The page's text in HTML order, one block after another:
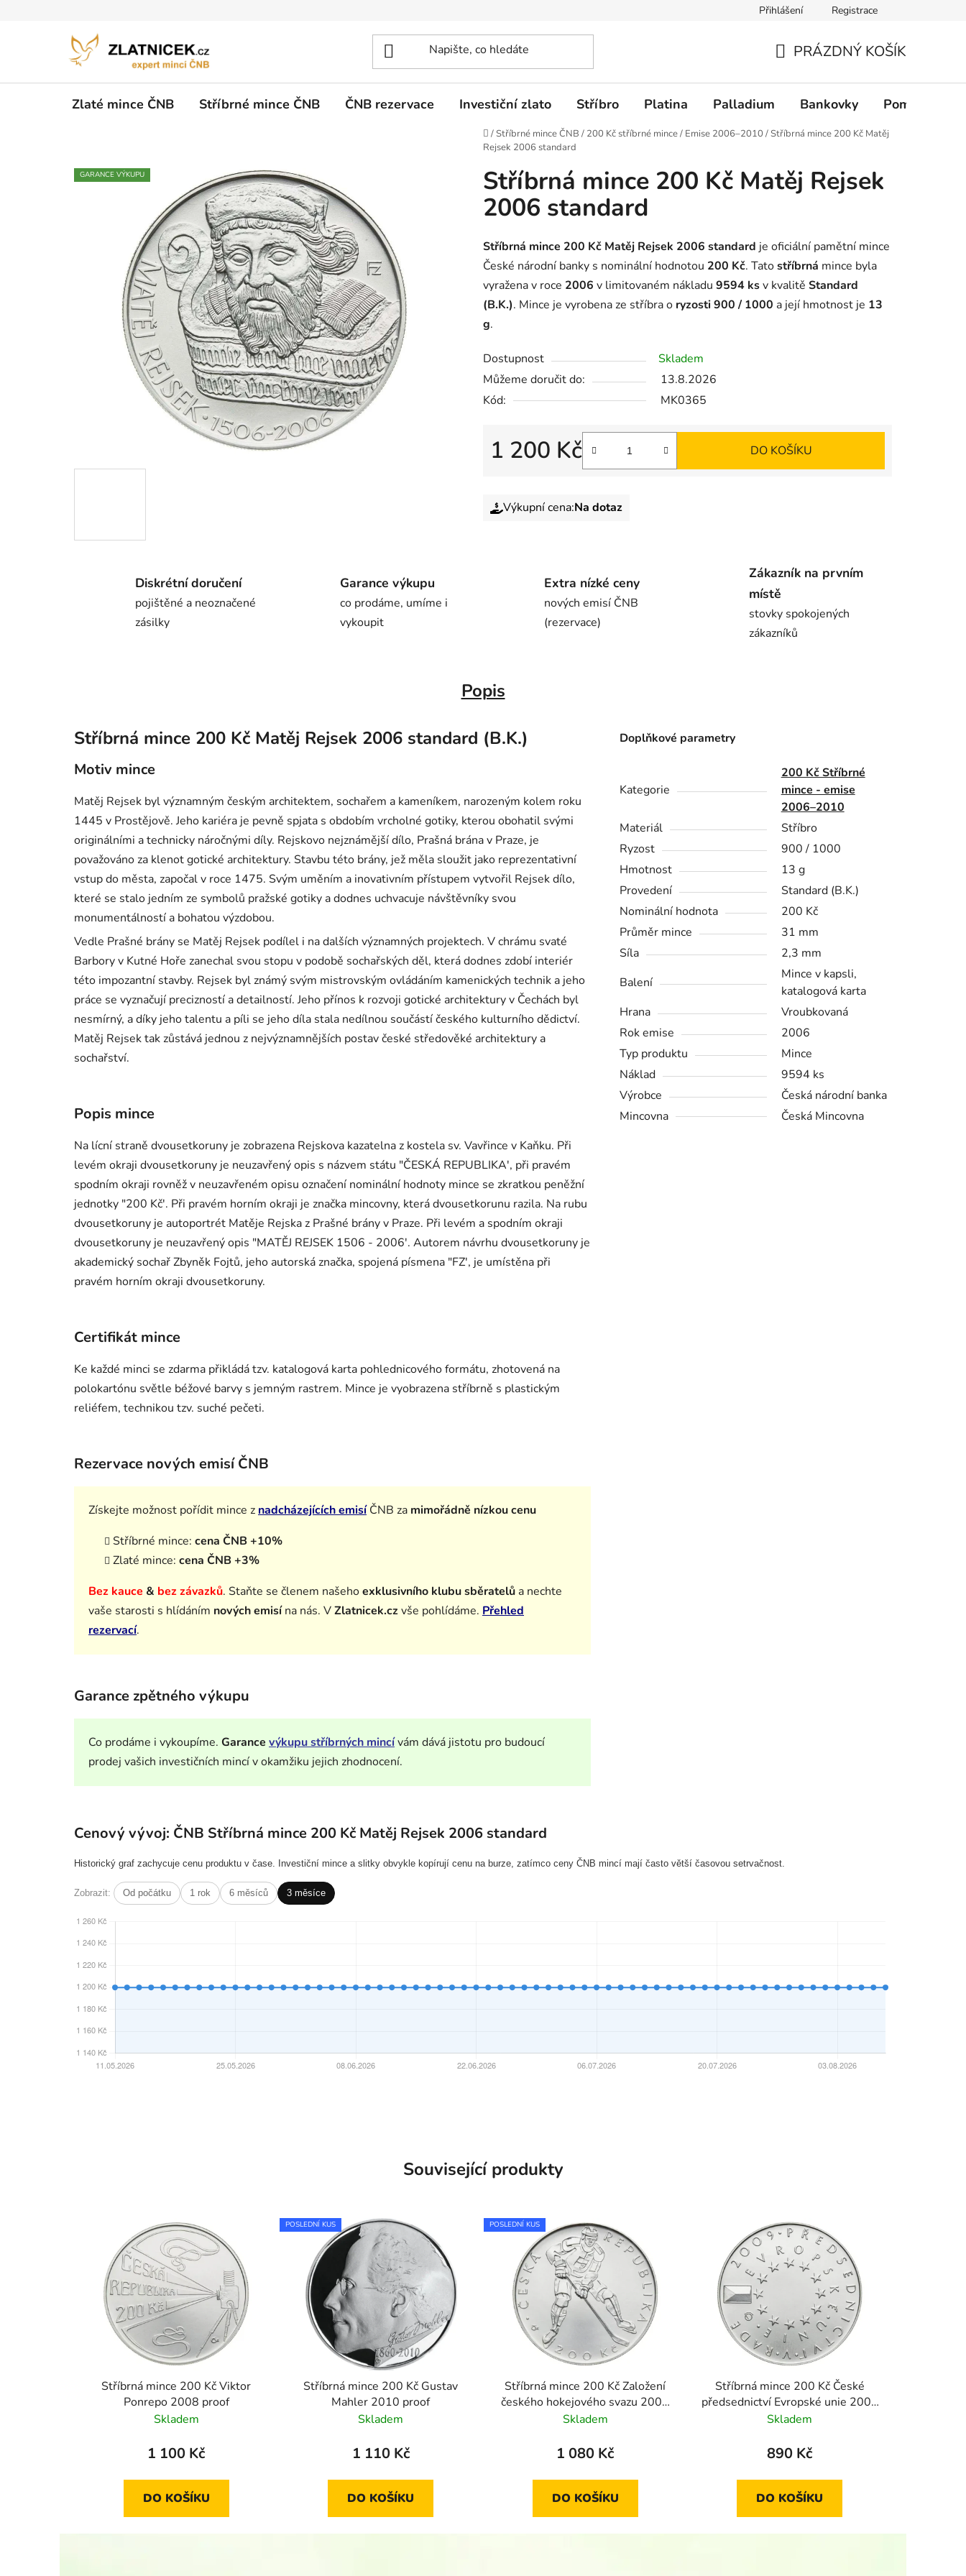
Přihlášení Registrace
PRÁZDNÝ KOŠÍK
Zlaté mince ČNB Stříbrné mince ČNB ČNB rezervace Investiční zlato Stříbro Platina Palladium Bankovky Pomůcky
Domů
/Stříbrné mince ČNB / 200 Kč stříbrné mince/ Emise 2006–2010 /Stříbrná mince 200 Kč Matěj
Rejsek 2006 standard
Stříbrná mince 200 Kč Matěj Rejsek
2006 standard
Stříbrná mince 200 Kč Matěj Rejsek 2006 standard je oficiální pamětní mince
České národní banky s nominální hodnotou 200 Kč. Tatostříbrná mince byla
vyražena v roce 2006 v limitovaném nákladu 9594 ksv kvalitě Standard
(B.K.). Mince je vyrobena ze stříbra o ryzosti 900 / 1000 a její hmotnost je 13
g.
Dostupnost
Skladem
Můžeme doručit do:
13.8.2026
Kód:
MK0365
1 200 Kč DO KOŠÍKU
Výkupní cena:Na dotaz
GARANCE VÝKUPU
Diskrétní doručení
pojištěné a neoznačené
zásilky
Garance výkupu
co prodáme, umíme i
vykoupit
Extra nízké ceny
nových emisí ČNB
(rezervace)
Zákazník na prvním
místě
stovky spokojených
zákazníků
Popis
Stříbrná mince 200 Kč Matěj Rejsek 2006 standard (B.K.)
Motiv mince
Matěj Rejsek byl významným českým architektem, sochařem a kameníkem, narozeným kolem roku
1445 v Prostějově. Jeho kariéra je pevně spjata s obdobím vrcholné gotiky, kterou obohatil svými
originálními a technicky náročnými díly. Rejskovo nejznámější dílo, Prašná brána v Praze, je
považováno za klenot gotické architektury. Stavbu této brány, jež měla sloužit jako reprezentativní
vstup do města, započal v roce 1475. Svým uměním a inovativním přístupem vytvořil Rejsek dílo,
které se stalo jedním ze symbolů pražské gotiky a dodnes uchvacuje návštěvníky svou
monumentálností a bohatou výzdobou.
Vedle Prašné brány se Matěj Rejsek podílel i na dalších významných projektech. V chrámu svaté
Barbory v Kutné Hoře zanechal svou stopu v podobě sochařských děl, která dodnes zdobí interiér
této impozantní stavby. Rejsek byl známý svým mistrovským ovládáním kamenických technik a jeho
práce se vyznačují precizností a detailností. Jeho přínos k rozvoji gotické architektury v Čechách byl
nesmírný, a díky jeho talentu a píli se jeho díla stala nedílnou součástí českého kulturního dědictví.
Matěj Rejsek tak zůstává jednou z nejvýznamnějších postav české středověké architektury a
sochařství.
Popis mince
Na lícní straně dvousetkoruny je zobrazena Rejskova kazatelna z kostela sv. Vavřince v Kaňku. Při
levém okraji dvousetkoruny je neuzavřený opis s názvem státu "ČESKÁ REPUBLIKA', při pravém
spodním okraji rovněž v neuzavřeném opisu označení nominální hodnoty mince se zkratkou peněžní
jednotky "200 Kč'. Při pravém horním okraji je značka mincovny, která dvousetkorunu razila. Na rubu
dvousetkoruny je autoportrét Matěje Rejska z Prašné brány v Praze. Při levém a spodním okraji
dvousetkoruny je neuzavřený opis "MATĚJ REJSEK 1506 - 2006'. Autorem návrhu dvousetkoruny je
akademický sochař Zbyněk Fojtů, jeho autorská značka, spojená písmena "FZ', je umístěna při
pravém horním okraji dvousetkoruny.
Certifikát mince
Ke každé minci se zdarma přikládá tzv. katalogová karta pohlednicového formátu, zhotovená na
polokartónu světle béžové barvy s jemným rastrem. Mince je vyobrazena stříbrně s plastickým
reliéfem, technikou tzv. suché pečeti.
Rezervace nových emisí ČNB
Získejte možnost pořídit mince z nadcházejících emisíČNB za mimořádně nízkou cenu
Stříbrné mince: cena ČNB +10%
Zlaté mince: cena ČNB +3%
Bez kauce & bez závazků. Staňte se členem našehoexklusivního klubu sběratelů a nechte
vaše starosti s hlídáním nových emisína nás. VZlatnicek.czvše pohlídáme. Přehled
rezervací.
Garance zpětného výkupu
Co prodáme i vykoupíme. Garance výkupu stříbrných mincívám dává jistotu pro budoucí
prodej vašich investičních mincí v okamžiku jejich zhodnocení.
Doplňkové parametry
Kategorie
200 Kč Stříbrné
mince - emise
2006–2010
Materiál
Stříbro
Ryzost
900 / 1000
Hmotnost
13 g
Provedení
Standard (B.K.)
Nominální hodnota
200 Kč
Průměr mince
31 mm
Síla
2,3 mm
Balení
Mince v kapsli,
katalogová karta
Hrana
Vroubkovaná
Rok emise
2006
Typ produktu
Mince
Náklad
9594 ks
Výrobce
Česká národní banka
Mincovna
Česká Mincovna
Cenový vývoj: ČNB Stříbrná mince 200 Kč Matěj Rejsek 2006 standard
Historický graf zachycuje cenu produktu v čase. Investiční mince a slitky obvykle kopírují cenu na burze, zatímco ceny ČNB mincí mají často větší časovou setrvačnost.
Zobrazit: Od počátku 1 rok 6 měsíců 3 měsíce
Související produkty
Stříbrná mince 200 Kč Viktor
Ponrepo 2008 proof
Skladem
1 100 Kč
DO KOŠÍKU
POSLEDNÍ KUS
Stříbrná mince 200 Kč Gustav
Mahler 2010 proof
Skladem
1 110 Kč
DO KOŠÍKU
POSLEDNÍ KUS
Stříbrná mince 200 Kč Založení
českého hokejového svazu 2008
proof
Skladem
1 080 Kč
DO KOŠÍKU
Stříbrná mince 200 Kč České
předsednictví Evropské unie 2009
standard
Skladem
890 Kč
DO KOŠÍKU